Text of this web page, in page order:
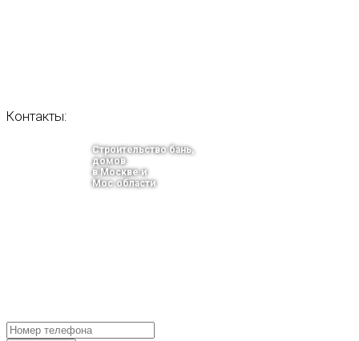
Контакты:
Строительство бань,
домов
в Москве и
Мос.области